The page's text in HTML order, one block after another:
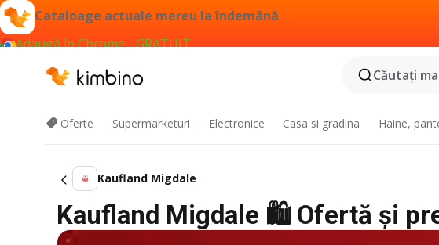
Cataloage actuale mereu la îndemână
Adaugă în Chrome - GRATUIT
Căutaţi
Oferte Supermarketuri Electronice Casa si gradina Haine,
Kaufland Migdale
Kaufland Migdale 🛍️ Ofertă și